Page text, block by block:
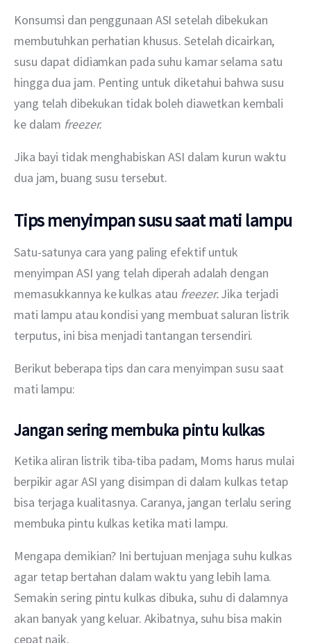
Konsumsi dan penggunaan ASI setelah dibekukan
membutuhkan perhatian khusus. Setelah dicairkan,
susu dapat didiamkan pada suhu kamar selama satu
hingga dua jam. Penting untuk diketahui bahwa susu
yang telah dibekukan tidak boleh diawetkan kembali
ke dalam freezer.
Jika bayi tidak menghabiskan ASI dalam kurun waktu
dua jam, buang susu tersebut.
Tips menyimpan susu saat mati lampu
Satu-satunya cara yang paling efektif untuk
menyimpan ASI yang telah diperah adalah dengan
memasukkannya ke kulkas atau freezer. Jika terjadi
mati lampu atau kondisi yang membuat saluran listrik
terputus, ini bisa menjadi tantangan tersendiri.
Berikut beberapa tips dan cara menyimpan susu saat
mati lampu:
Jangan sering membuka pintu kulkas
Ketika aliran listrik tiba-tiba padam, Moms harus mulai
berpikir agar ASI yang disimpan di dalam kulkas tetap
bisa terjaga kualitasnya. Caranya, jangan terlalu sering
membuka pintu kulkas ketika mati lampu.
Mengapa demikian? Ini bertujuan menjaga suhu kulkas
agar tetap bertahan dalam waktu yang lebih lama.
Semakin sering pintu kulkas dibuka, suhu di dalamnya
akan banyak yang keluar. Akibatnya, suhu bisa makin
cepat naik.